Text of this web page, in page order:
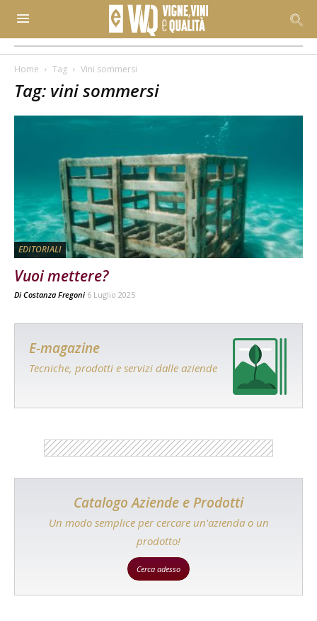
Home Tag Vini sommersi
Tag: vini sommersi
EDITORIALI
Vuoi mettere?
Di Costanza Fregoni 6 Luglio 2025
E-magazine
Tecniche, prodotti e servizi dalle aziende
Catalogo Aziende e Prodotti
Un modo semplice per cercare un'azienda o un
prodotto!
Cerca adesso